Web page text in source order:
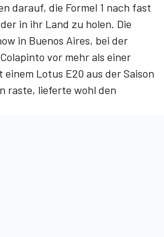
darauf, die Formel 1 nach fast
in ihr Land zu holen. Die
in Buenos Aires, bei der
vor mehr als einer
einem Lotus E20 aus der Saison
raste, lieferte wohl den